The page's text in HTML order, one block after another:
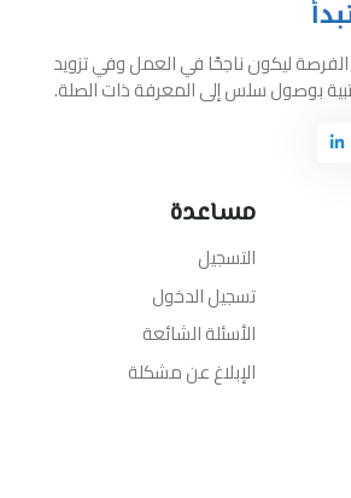
ليكون ناجحًا في العمل وفي تزويد
بوصول سلس إلى المعرفة ذات الصلة.
مساعدة
التسجيل
تسجيل الدخول
الأسئلة الشائعة
الإبلاغ عن مشكلة